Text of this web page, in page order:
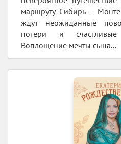
маршруту Сибирь –
ждут неожиданные
потери и
Воплощение мечты сына...